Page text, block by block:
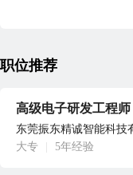
职位推荐
高级电子研发工程师
东莞振东精诚智能科技
大专
5年经验